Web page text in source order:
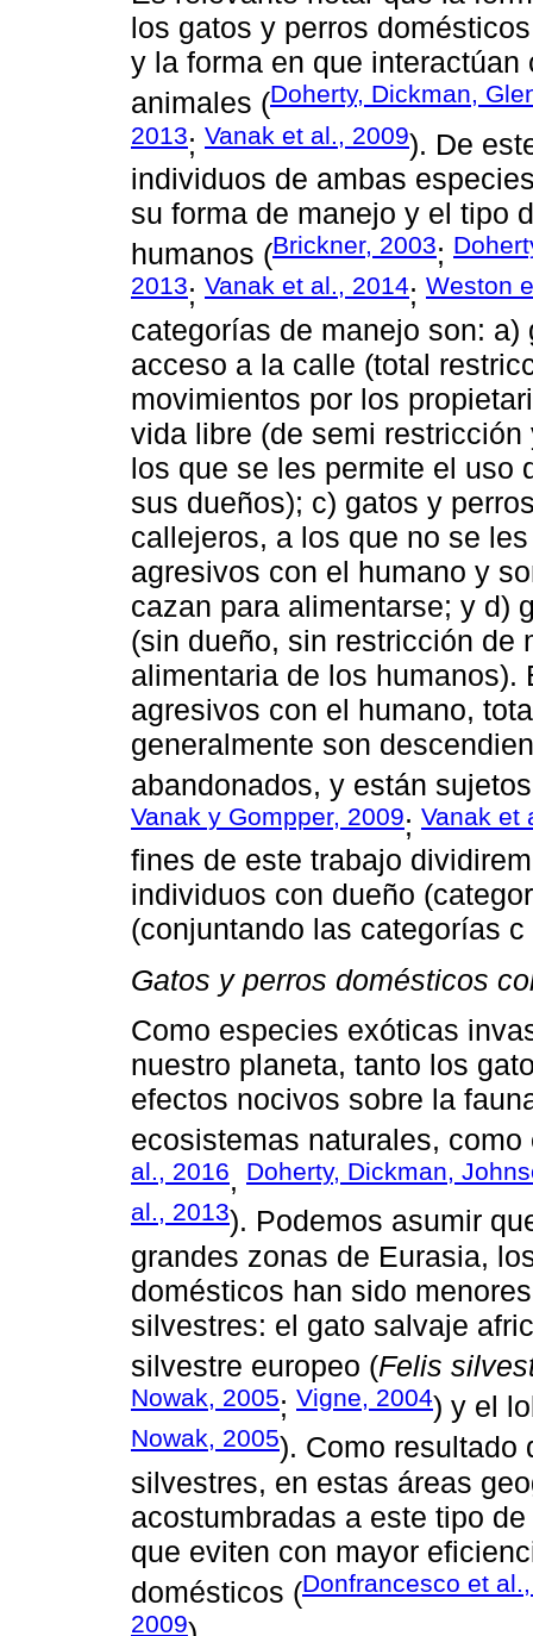
los gatos y perros
y la forma en que
animales (Doherty, Dickman,
2013; Vanak et al., 2009). De
individuos de ambas
su forma de manejo y el tipo
humanos (Brickner, 2003;
2013; Vanak et al., 2014; Weston
categorías de manejo son:
acceso a la calle (total
movimientos por los
vida libre (de semi
los que se les permite el uso
sus dueños); c) gatos y
callejeros, a los que no se
agresivos con el humano y
cazan para alimentarse; y d)
(sin dueño, sin restricción de
alimentaria de los
agresivos con el humano,
generalmente son
abandonados, y están
Vanak y Gompper, 2009; Vanak et
fines de este trabajo
individuos con dueño
(conjuntando las categorías c
Gatos y perros domésticos
Como especies exóticas
nuestro planeta, tanto los
efectos nocivos sobre la
ecosistemas naturales,
al., 2016, Doherty, Dickman,
al., 2013). Podemos asumir
grandes zonas de Eurasia,
domésticos han sido
silvestres: el gato salvaje
silvestre europeo (Felis
Nowak, 2005; Vigne, 2004) y el
Nowak, 2005). Como resultado
silvestres, en estas áreas
acostumbradas a este tipo
que eviten con mayor
domésticos (Donfrancesco et
2009